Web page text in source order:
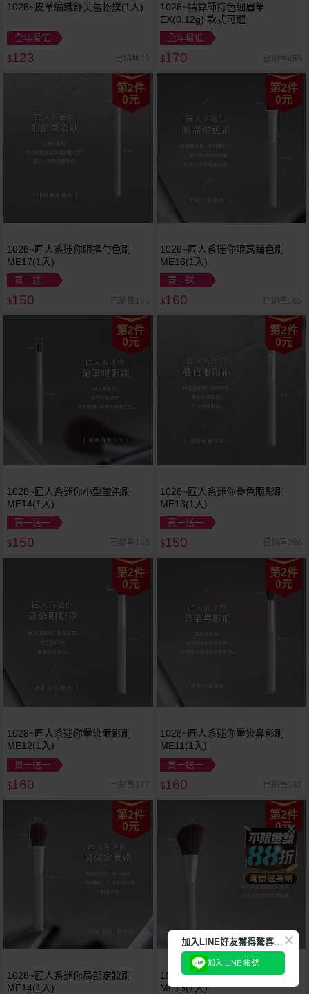
1028~皮革編織舒芙蕾粉撲(1入)
全年最低
$123 已銷售28
1028~精算師持色細眉筆
EX(0.12g) 款式可選
全年最低
$170 已銷售459
第2件
0元
1028~匠人系迷你眼摺勻色刷
ME17(1入)
買一送一
$150 已銷售166
第2件
0元
1028~匠人系迷你眼窩鋪色刷
ME16(1入)
買一送一
$160 已銷售165
第2件
0元
1028~匠人系迷你小型暈染刷
ME14(1入)
買一送一
$150 已銷售143
第2件
0元
1028~匠人系迷你疊色眼影刷
ME13(1入)
買一送一
$150 已銷售286
第2件
0元
1028~匠人系迷你暈染眼影刷
ME12(1入)
買一送一
$160 已銷售177
第2件
0元
1028~匠人系迷你暈染鼻影刷
ME11(1入)
買一送一
$160 已銷售142
第2件
0元
1028~匠人系迷你局部定妝刷
MF14(1入)
第2件
0元
1028~匠人系迷你小臉修容刷
MF13(1入)
加
入LINE好友獲得驚喜折扣!
加入 LINE 帳號